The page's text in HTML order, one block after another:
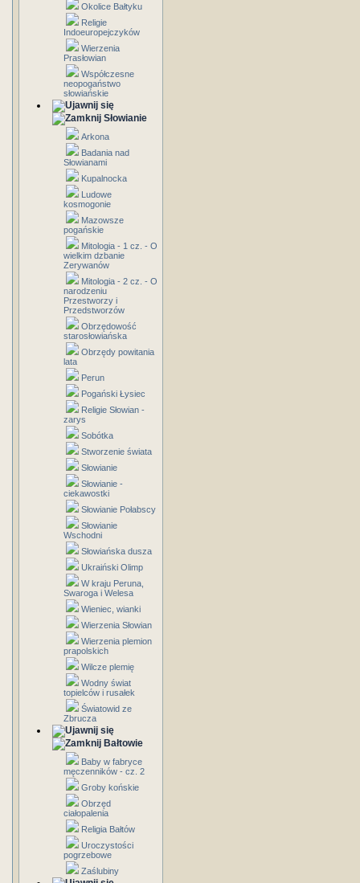
Okolice Bałtyku
Religie
Indoeuropejczyków
Wierzenia
Prasłowian
Współczesne
neopogaństwo
słowiańskie
Słowianie
Arkona
Badania nad
Słowianami
Kupalnocka
Ludowe
kosmogonie
Mazowsze
pogańskie
Mitologia - 1 cz. - O
wielkim dzbanie
Zerywanów
Mitologia - 2 cz. - O
narodzeniu
Przestworzy i
Przedstworzów
Obrzędowość
starosłowiańska
Obrzędy powitania
lata
Perun
Pogański Łysiec
Religie Słowian -
zarys
Sobótka
Stworzenie świata
Słowianie
Słowianie -
ciekawostki
Słowianie Połabscy
Słowianie
Wschodni
Słowiańska dusza
Ukraiński Olimp
W kraju Peruna,
Swaroga i Welesa
Wieniec, wianki
Wierzenia Słowian
Wierzenia plemion
prapolskich
Wilcze plemię
Wodny świat
topielców i rusałek
Światowid ze
Zbrucza
Bałtowie
Baby w fabryce
męczenników - cz. 2
Groby końskie
Obrzęd
ciałopalenia
Religia Bałtów
Uroczystości
pogrzebowe
Zaślubiny